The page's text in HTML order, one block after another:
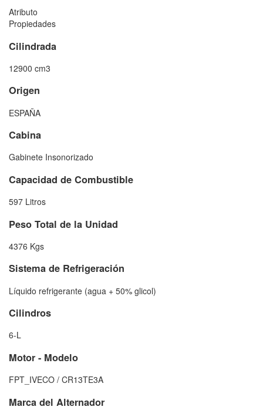
Atributo
Propiedades
Cilindrada
12900 cm3
Origen
ESPAÑA
Cabina
Gabinete Insonorizado
Capacidad de Combustible
597 Litros
Peso Total de la Unidad
4376 Kgs
Sistema de Refrigeración
Líquido refrigerante (agua + 50% glicol)
Cilindros
6-L
Motor - Modelo
FPT_IVECO / CR13TE3A
Marca del Alternador